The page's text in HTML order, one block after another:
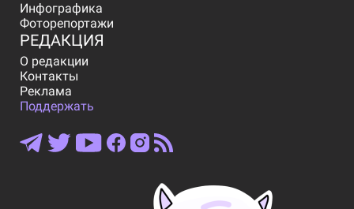
Инфографика
Фоторепортажи
РЕДАКЦИЯ
О редакции
Контакты
Реклама
Поддержать